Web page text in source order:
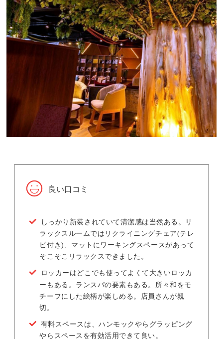
良い口コミ
しっかり新装されていて清潔感は当然ある。リ
ラックスルームではリクライニングチェア(テレ
ビ付き)、マットにワーキングスペースがあって
そこそこリラックスできました。
ロッカーはどこでも使ってよくて大きいロッカ
ーもある。ランスパの要素もある。所々和をモ
チーフにした絵柄が楽しめる。店員さんが親
切。
有料スペースは、ハンモックやらグラッピング
やらスペースを有効活用できて良い。